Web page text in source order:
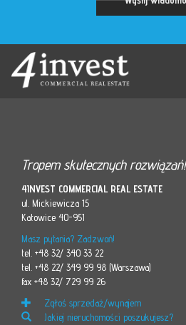
Tropem skutecznych rozwiązań!
4INVEST COMMERCIAL REAL ESTATE
ul. Mickiewicza 15
Katowice 40-951
Masz pytania? Zadzwoń!
tel. +48 32/ 340 33 22
tel. +48 22/ 349 99 98 (Warszawa)
fax +48 32/ 729 99 26
Zgłoś sprzedaż/wynajem
Jakiej nieruchomości poszukujesz?